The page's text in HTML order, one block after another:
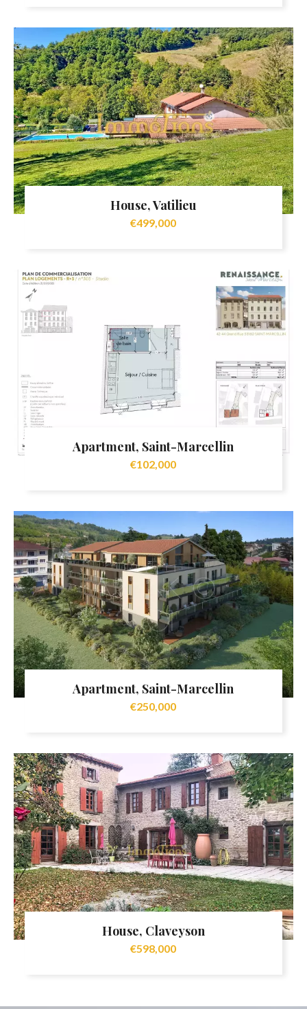
House, Vatilieu
€499,000
Apartment, Saint-Marcellin
€102,000
Apartment, Saint-Marcellin
€250,000
House, Claveyson
€598,000